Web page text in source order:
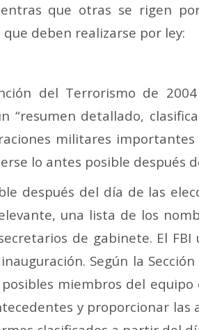
que otras se rigen
deben realizarse por ley:
del Terrorismo de
detallado,
militares
lo antes posible después
después del día de las
una lista de los
de gabinete. El FBI
Según la
miembros del
y proporcionar las